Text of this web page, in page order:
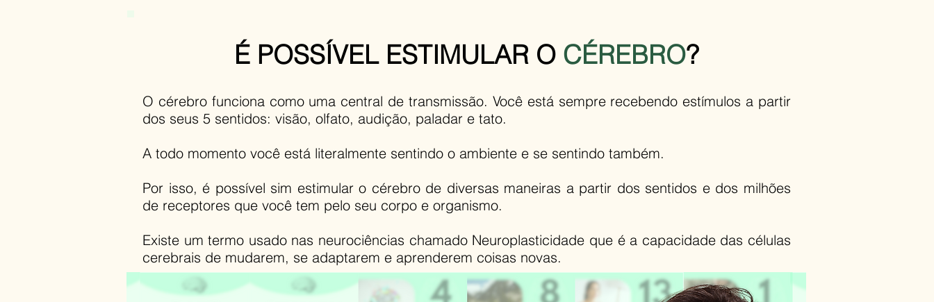
É POSSÍVEL ESTIMULAR O CÉREBRO?
O cérebro funciona como uma central de transmissão. Você está sempre recebendo estímulos a partir
dos seus 5 sentidos: visão, olfato, audição, paladar e tato.
A todo momento você está literalmente sentindo o ambiente e se sentindo também.
Por isso, é possível sim estimular o cérebro de diversas maneiras a partir dos sentidos e dos milhões
de receptores que você tem pelo seu corpo e organismo.
Existe um termo usado nas neurociências chamado Neuroplasticidade que é a capacidade das células
cerebrais de mudarem, se adaptarem e aprenderem coisas novas.